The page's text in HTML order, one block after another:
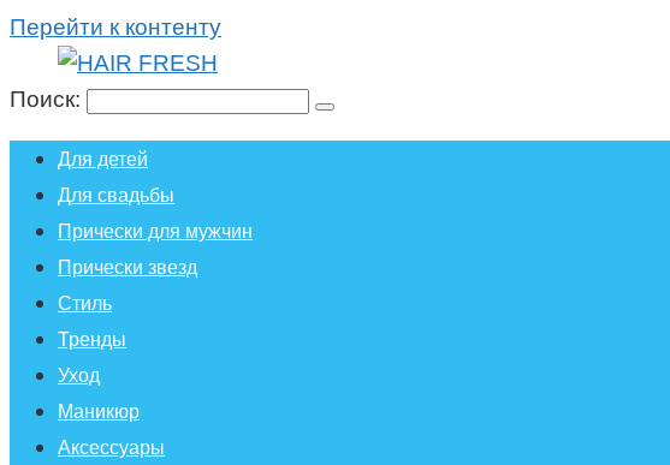
Перейти к контенту
Поиск:
Для детей
Для свадьбы
Прически для мужчин
Прически звезд
Стиль
Тренды
Уход
Маникюр
Аксессуары